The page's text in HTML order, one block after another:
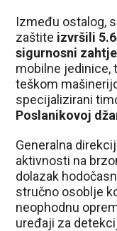
Između ostalog,
zaštite izvršili
sigurnosni
mobilne jedinice,
teškom
specijalizirani
Poslanikovoj
Generalna
aktivnosti na
dolazak
stručno osoblje
neophodnu
uređaji za